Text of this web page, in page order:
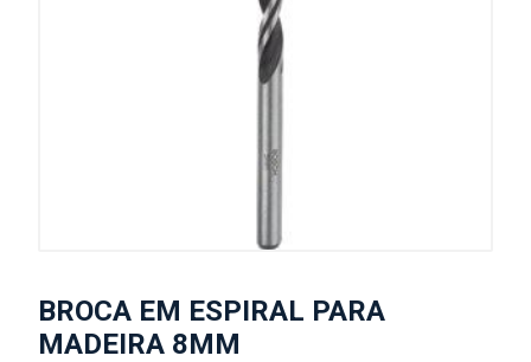
BROCA EM ESPIRAL PARA
MADEIRA 8MM